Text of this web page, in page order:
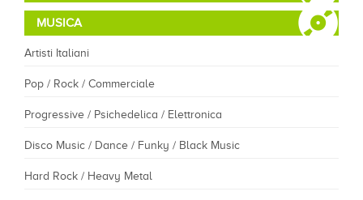
MUSICA
Artisti Italiani
Pop / Rock / Commerciale
Progressive / Psichedelica / Elettronica
Disco Music / Dance / Funky / Black Music
Hard Rock / Heavy Metal